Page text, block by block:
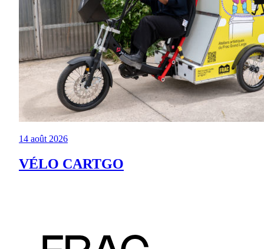
14 août 2026
VÉLO CARTGO